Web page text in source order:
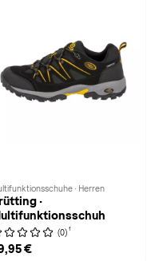
· Herren
·
(0) 1
€